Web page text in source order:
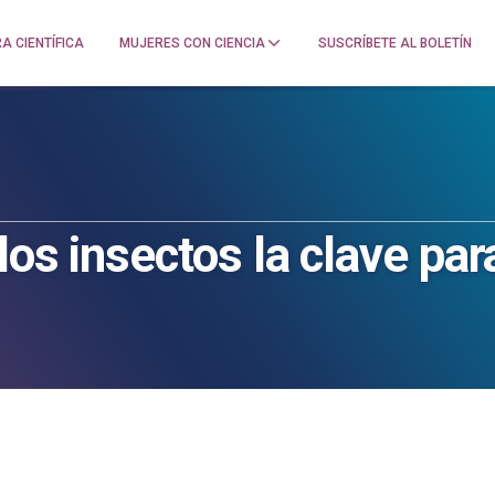
CIENTÍFICA MUJERES CON CIENCIA SUSCRÍBETE AL BOLETÍN
insectos la clave